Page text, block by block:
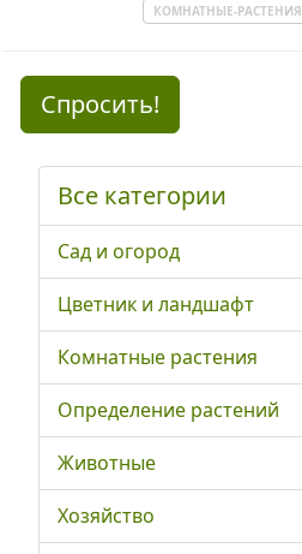
КОМНАТНЫЕ-РАСТЕНИЯ
Спросить!
Все категории
Сад и огород
Цветник и ландшафт
Комнатные растения
Определение растений
Животные
Хозяйство